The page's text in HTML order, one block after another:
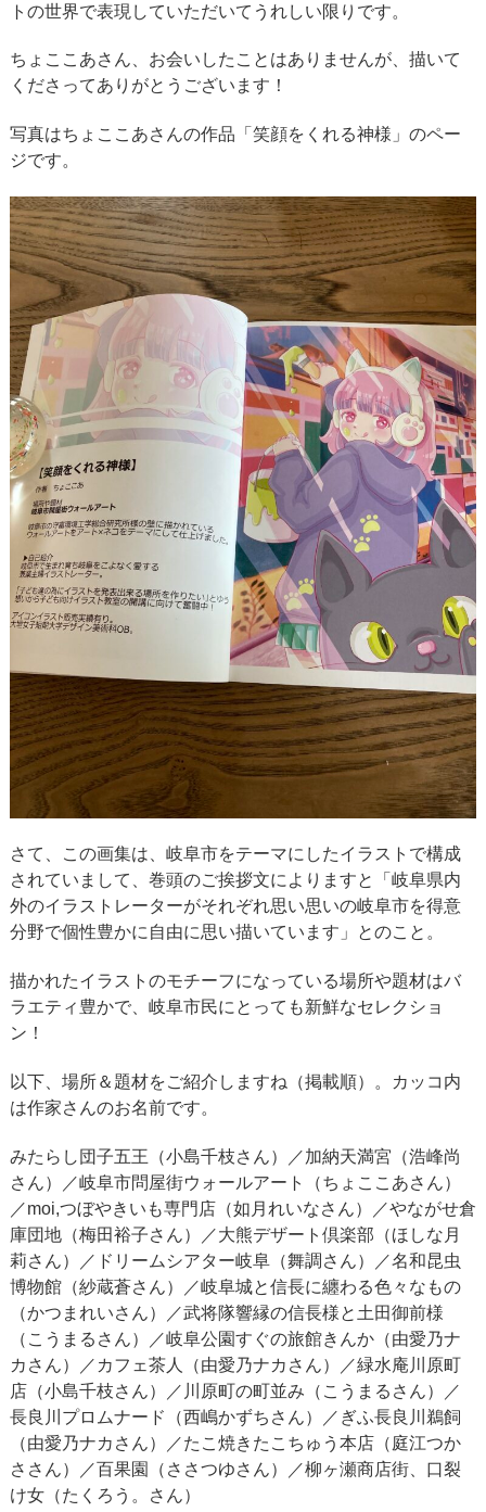
トの世界で表現していただいてうれしい限りです。
ちょここあさん、お会いしたことはありませんが、描いて
くださってありがとうございます！
写真はちょここあさんの作品「笑顔をくれる神様」のペー
ジです。
さて、この画集は、岐阜市をテーマにしたイラストで構成
されていまして、巻頭のご挨拶文によりますと「岐阜県内
外のイラストレーターがそれぞれ思い思いの岐阜市を得意
分野で個性豊かに自由に思い描いています」とのこと。
描かれたイラストのモチーフになっている場所や題材はバ
ラエティ豊かで、岐阜市民にとっても新鮮なセレクショ
ン！
以下、場所＆題材をご紹介しますね（掲載順）。カッコ内
は作家さんのお名前です。
みたらし団子五王（小島千枝さん）／加納天満宮（浩峰尚
さん）／岐阜市問屋街ウォールアート（ちょここあさん）
／moi,つぼやきいも専門店（如月れいなさん）／やながせ倉
庫団地（梅田裕子さん）／大熊デザート倶楽部（ほしな月
莉さん）／ドリームシアター岐阜（舞調さん）／名和昆虫
博物館（紗蔵蒼さん）／岐阜城と信長に纏わる色々なもの
（かつまれいさん）／武将隊響縁の信長様と土田御前様
（こうまるさん）／岐阜公園すぐの旅館きんか（由愛乃ナ
カさん）／カフェ茶人（由愛乃ナカさん）／緑水庵川原町
店（小島千枝さん）／川原町の町並み（こうまるさん）／
長良川プロムナード（西嶋かずちさん）／ぎふ長良川鵜飼
（由愛乃ナカさん）／たこ焼きたこちゅう本店（庭江つか
ささん）／百果園（ささつゆさん）／柳ヶ瀬商店街、口裂
け女（たくろう。さん）